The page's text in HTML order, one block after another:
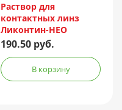
Раствор для
контактных линз
Ликонтин-НЕО
Мульти 60мл
190.50 руб.
В корзину